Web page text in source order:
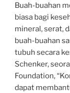
Buah-buahan
biasa bagi
mineral, serat,
buah-buahan
tubuh secara
Schenker,
Foundation,
dapat